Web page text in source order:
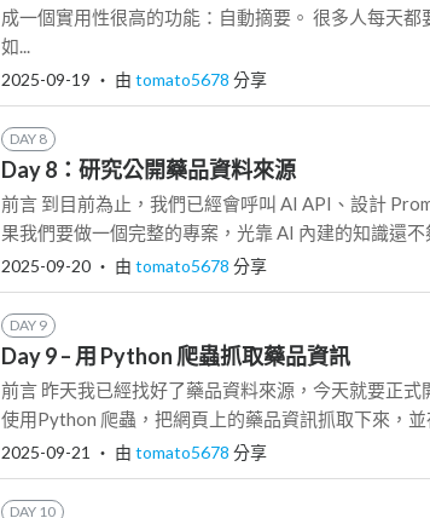
成一個實用性很高的功能：自動摘要。 很多人每天都
如...
2025-09-19 ‧ 由 tomato5678 分享
DAY 8
Day 8：研究公開藥品資料來源
前言 到目前為止，我們已經會呼叫 AI API、設計
果我們要做一個完整的專案，光靠 AI 內建的知識還不
2025-09-20 ‧ 由 tomato5678 分享
DAY 9
Day 9 – 用 Python 爬蟲抓取藥品資訊
前言 昨天我已經找好了藥品資料來源，今天就要正
使用Python 爬蟲，把網頁上的藥品資訊抓取下來，並
2025-09-21 ‧ 由 tomato5678 分享
DAY 10